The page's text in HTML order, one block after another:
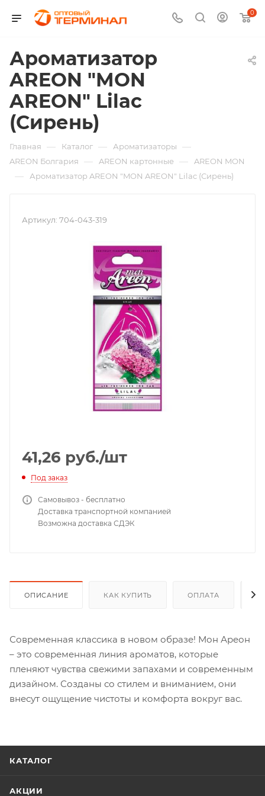
0
Ароматизатор
AREON "MON
AREON" Lilac
(Сирень)
Главная — Каталог — Ароматизаторы —
AREON Болгария — AREON картонные — AREON MON
— Ароматизатор AREON "MON AREON" Lilac (Сирень)
Артикул: 704-043-319
41,26 руб./шт
Под заказ
Самовывоз - бесплатно
Доставка транспортной компанией
Возможна доставка СДЭК
ОПИСАНИЕ КАК КУПИТЬ ОПЛАТА
Современная классика в новом образе! Мон Ареон
– это современная линия ароматов, которые
пленяют чувства свежими запахами и современным
дизайном. Созданы со стилем и вниманием, они
внесут ощущение чистоты и комфорта вокруг вас.
КАТАЛОГ
АКЦИИ